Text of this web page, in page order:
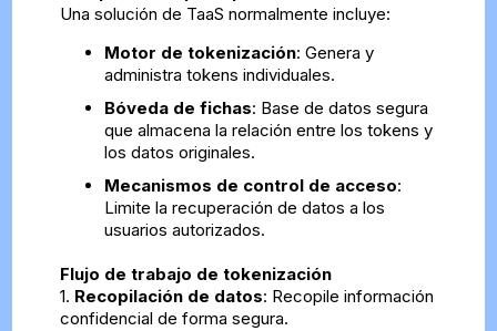
Una solución de TaaS normalmente incluye:
Motor de tokenización: Genera y
administra tokens individuales.
Bóveda de fichas: Base de datos segura
que almacena la relación entre los tokens y
los datos originales.
Mecanismos de control de acceso:
Limite la recuperación de datos a los
usuarios autorizados.
Flujo de trabajo de tokenización
1. Recopilación de datos: Recopile información
confidencial de forma segura.